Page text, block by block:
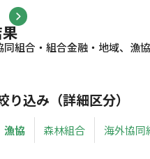
同組合・組合金融・地域、漁
り込み（詳細区分）
漁協 森林組合 海外協同